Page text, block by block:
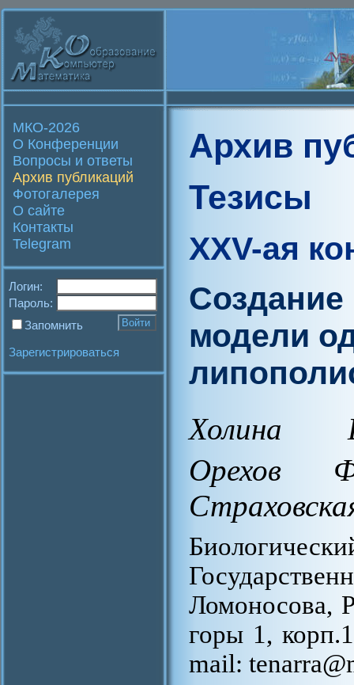
МКО-2026
О Конференции
Вопросы и ответы
Архив публикаций
Фотогалерея
О сайте
Контакты
Telegram
Логин:
Пароль:
Запомнить
Зарегистрироваться
Архив
Тезисы
XXV-ая
Cоздание
модели
Холина
Орехов
Ломоносова,
горы 1,
mail: